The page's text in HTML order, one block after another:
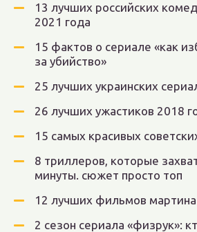
13 лучших российских
2021 года
15 фактов о сериале «как
за убийство»
25 лучших украинских
26 лучших ужастиков 2018
15 самых красивых
8 триллеров, которые
минуты. сюжет просто топ
12 лучших фильмов мартина
2 сезон сериала «физрук»: